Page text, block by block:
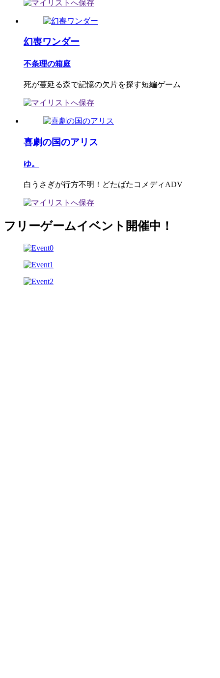
幻喪ワンダー
不条理の箱庭
死が蔓延る森で記憶の欠片を探す短編ゲーム
喜劇の国のアリス
ゆ。
白うさぎが行方不明！どたばたコメディADV
フリーゲームイベント開催中！